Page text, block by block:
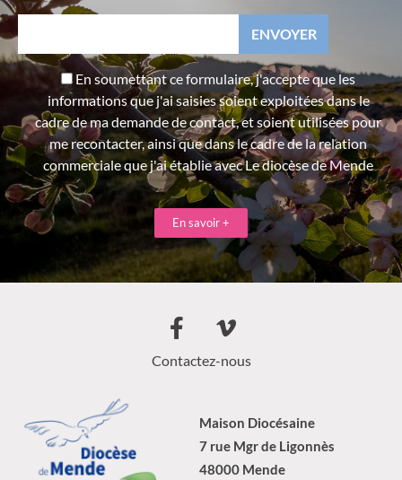
En soumettant ce formulaire, j'accepte que les
informations que j'ai saisies soient exploitées dans le
cadre de ma demande de contact, et soient utilisées pour
me recontacter, ainsi que dans le cadre de la relation
commerciale que j'ai établie avec Le diocèse de Mende
En savoir +
Contactez-nous
Maison Diocésaine
7 rue Mgr de Ligonnès
48000 Mende